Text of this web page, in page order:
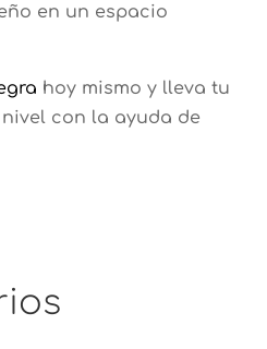
en un espacio
hoy mismo y lleva tu
con la ayuda de